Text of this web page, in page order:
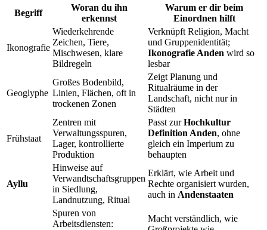
Begriff
Woran du ihn
erkennst
Warum er dir beim
Einordnen hilft
Ikonografie
Wiederkehrende
Zeichen, Tiere,
Mischwesen, klare
Bildregeln
Verknüpft Religion, Macht
und Gruppenidentität;
Ikonografie Anden wird so
lesbar
Geoglyphe
Großes Bodenbild,
Linien, Flächen, oft in
trockenen Zonen
Zeigt Planung und
Ritualräume in der
Landschaft, nicht nur in
Städten
Frühstaat
Zentren mit
Verwaltungsspuren,
Lager, kontrollierte
Produktion
Passt zurHochkultur
Definition Anden, ohne
gleich ein Imperium zu
behaupten
Ayllu
Hinweise auf
Verwandtschaftsgruppen
in Siedlung,
Landnutzung, Ritual
Erklärt, wie Arbeit und
Rechte organisiert wurden,
auch in Andenstaaten
Spuren von
Arbeitsdiensten:
Macht verständlich, wie